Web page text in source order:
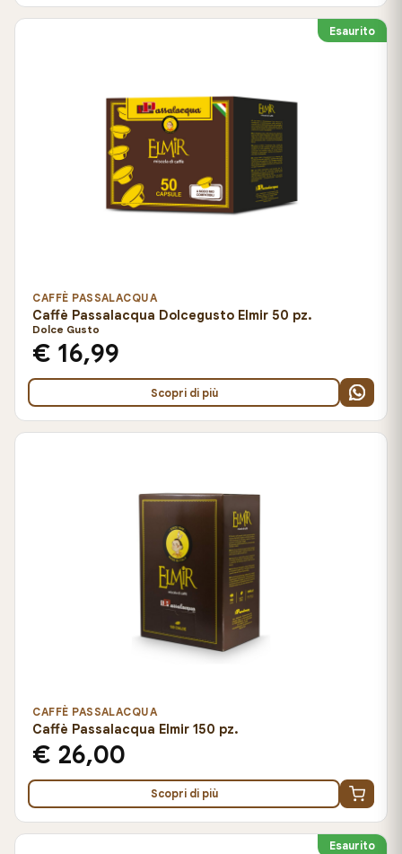
Esaurito
CAFFÈ PASSALACQUA
Caffè Passalacqua Dolcegusto Elmir 50 pz.
Dolce Gusto
€ 16,99
Scopri di più
CAFFÈ PASSALACQUA
Caffè Passalacqua Elmir 150 pz.
€ 26,00
Scopri di più
Esaurito